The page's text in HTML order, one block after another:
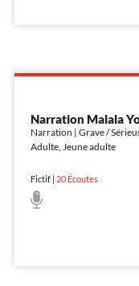
Narration Malala
Narration | Grave /
Adulte, Jeune adulte
Fictif| 20Écoutes